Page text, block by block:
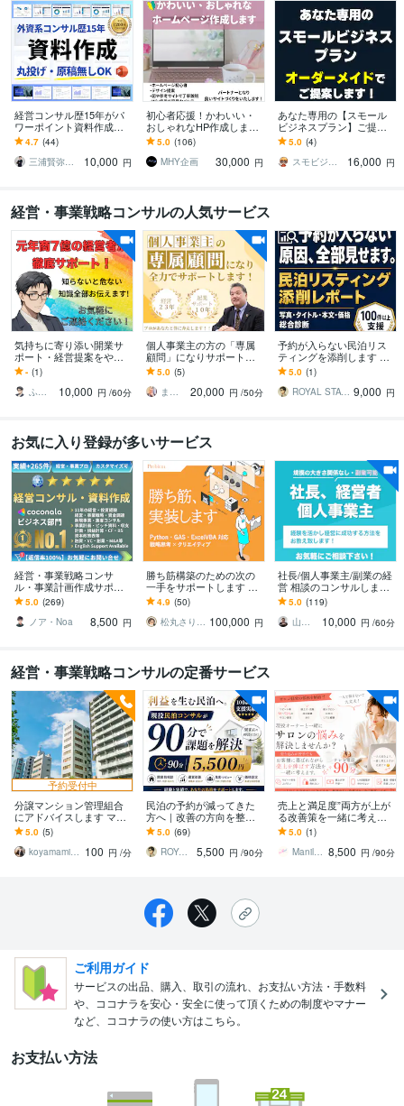
経営コンサル歴15年がパ
ワーポイント資料作成し
ます 【丸投げOK】プレゼ
ン資料・セミナー・営業
資料まで幅広く対応
4.7 (44)
三浦賢弥＠経営コンサルタント
10,000 円
初心者応援！かわいい・
おしゃれなHP作成します
Wixにてかわいい、おしゃ
れなホームページ作成し
ます
5.0 (106)
MHY企画
30,000 円
あなた専用の【スモール
ビジネスプラン】ご提案
します 小規模事業の専門
家が、あなたに合うプラ
ンをオーダーメイドで！
5.0 (4)
スモビジ大学長｜てらもと さとし
16,000 円
経営・事業戦略コンサルの人気サービス
気持ちに寄り添い開業サ
ポート・経営提案をやり
ます 失敗しない開業準備
と継続経営を経験者が伝
えます！
- (1)
ふんわりこころサポート☘️みちまさ
10,000 円 /60分
個人事業主の方の「専属
顧問」になりサポートし
ます 個人事業主も顧問を
つけられる！経営歴23年
の私が伴走します！
5.0 (5)
まつもと社長｜なんでも相談できる経営者
20,000 円 /50分
予約が入らない民泊リス
ティングを添削します 写
真・本文・価格設定まで
改善レポートで納品
5.0 (1)
ROYAL STAY PARTNERS 9,000 円
お気に入り登録が多いサービス
経営・事業戦略コンサ
ル・事業計画作成サポー
トします 億円超の資金調
達・実績多数 | 経営13年
のプロがサポート
5.0 (269)
ノア・Noa
8,500 円
勝ち筋構築のための次の
一手をサポートします Pyt
hon・GAS・ExcelVBA対
応、デザイン支援も
4.9 (50)
松丸さりり｜シネステティカ 100,000 円
社長/個人事業主/副業の経
営 相談のコンサルします
プロの経営コンサルタン
トが年商10億→70億の経
験をお伝え！
5.0 (119)
山下 経営コンサル／コーチ
10,000 円 /60分
経営・事業戦略コンサルの定番サービス
予約受付中
分譲マンション管理組合
にアドバイスします マン
ション管理士による専門
的アドバイス
5.0 (5)
koyamamichito 100 円 /分
民泊の予約が減ってきた
方へ｜改善の方向を整理
します 全支援オーナーが
スーパーホスト達成｜100
物件以上の実績
5.0 (69)
ROYAL STAY PARTNERS
5,500 円 /90分
売上と満足度”両方が上が
る改善策を一緒に考えま
す 売り込みが苦手でも、
お客様に喜ばれながら売
上UPを目指します
5.0 (1)
Manil_Design 8,500 円 /90分
ご利用ガイド
サービスの出品、購入、取引の流れ、お支払い方法・手数料
や、ココナラを安心・安全に使って頂くための制度やマナー
など、ココナラの使い方はこちら。
お支払い方法